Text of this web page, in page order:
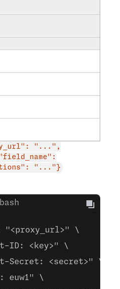
"...",
"..."}
"<proxy_url>" \
ID: <key>" \
Secret: <secret>" \
euw1" \